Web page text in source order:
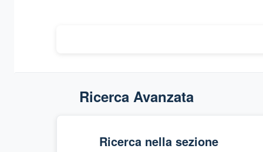
Ricerca Avanzata
Ricerca nella sezione